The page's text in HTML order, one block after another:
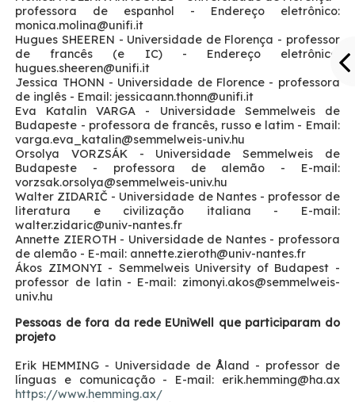
professora de espanhol - Endereço eletrônico:
monica.molina@unifi.it
Hugues SHEEREN - Universidade de Florença - professor
de francês (e IC) - Endereço eletrônico:
hugues.sheeren@unifi.it
Jessica THONN - Universidade de Florence - professora
de inglês - Email: jessicaann.thonn@unifi.it
Eva Katalin VARGA - Universidade Semmelweis de
Budapeste - professora de francês, russo e latim - Email:
varga.eva_katalin@semmelweis-univ.hu
Orsolya VORZSÁK - Universidade Semmelweis de
Budapeste - professora de alemão - E-mail:
vorzsak.orsolya@semmelweis-univ.hu
Walter ZIDARIČ - Universidade de Nantes - professor de
literatura e civilização italiana - E-mail:
walter.zidaric@univ-nantes.fr
Annette ZIEROTH - Universidade de Nantes - professora
de alemão - E-mail: annette.zieroth@univ-nantes.fr
Ákos ZIMONYI - Semmelweis University of Budapest -
professor de latin - E-mail: zimonyi.akos@semmelweis-
univ.hu
Pessoas de fora da rede EUniWell que participaram do
projeto
Erik HEMMING - Universidade de Åland - professor de
línguas e comunicação - E-mail: erik.hemming@ha.ax
https://www.hemming.ax/